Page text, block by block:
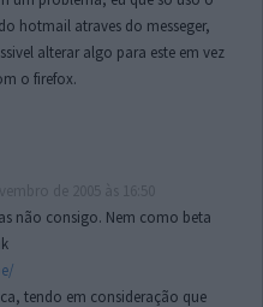
hotmail atraves do messeger,
alterar algo para este em vez
o firefox.
não consigo. Nem como beta
tendo em consideração que